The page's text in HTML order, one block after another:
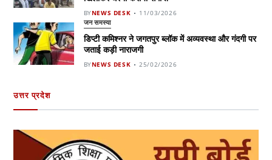
BYNEWS DESK 11/03/2026
जन समस्या
डिप्टी कमिश्नर ने जगतपुर ब्लॉक में अव्यवस्था और गंदगी पर
जताई कड़ी नाराजगी
BYNEWS DESK 25/02/2026
उत्तर प्रदेश